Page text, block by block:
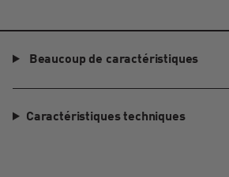
Beaucoup de caractéristiques
Caractéristiques techniques